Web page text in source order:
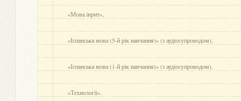
«Мова іврит»,
«Іспанська мова (5-й рік навчання)» (з аудіосупроводом),
«Іспанська мова (1-й рік навчання)» (з аудіосупроводом),
«Технології».